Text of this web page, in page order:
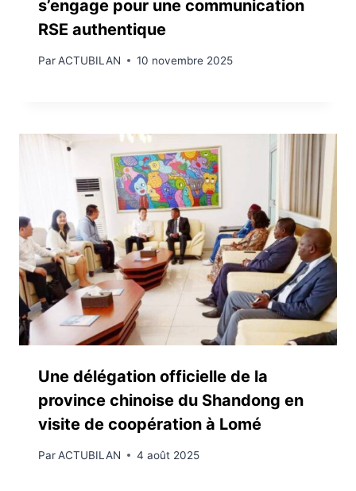
s’engage pour une communication
RSE authentique
ParACTUBILAN 10 novembre 2025
Une délégation officielle de la
province chinoise du Shandong en
visite de coopération à Lomé
ParACTUBILAN 4 août 2025